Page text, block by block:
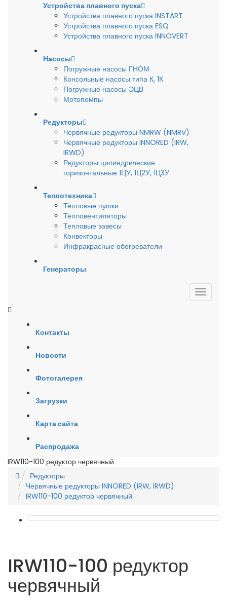
Устройства плавного пуска
Устройства плавного пуска INSTART
Устройства плавного пуска ESQ
Устройства плавного пуска INNOVERT
Насосы
Погружные насосы ГНОМ
Консольные насосы типа К, 1К
Погружные насосы ЭЦВ
Мотопомпы
Редукторы
Червячные редукторы NMRW (NMRV)
Червячные редукторы INNORED (IRW,
IRWD)
Редукторы цилиндрические
горизонтальные 1ЦУ, 1Ц2У, 1Ц3У
Теплотехника
Тепловые пушки
Тепловентиляторы
Тепловые завесы
Конвекторы
Инфракрасные обогреватели
Генераторы
Контакты
Новости
Фотогалерея
Загрузки
Карта сайта
Распродажа
IRW110-100 редуктор червячный
Редукторы
Червячные редукторы INNORED (IRW, IRWD)
IRW110-100 редуктор червячный
IRW110-100 редуктор
червячный